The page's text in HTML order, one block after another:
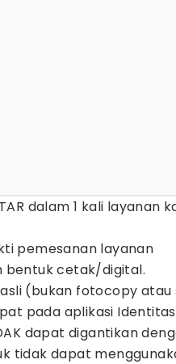
dalam 1 kali layanan
pemesanan layanan
bentuk cetak/digital.
(bukan fotocopy atau
pada aplikasi Identitas
dapat digantikan
tidak dapat